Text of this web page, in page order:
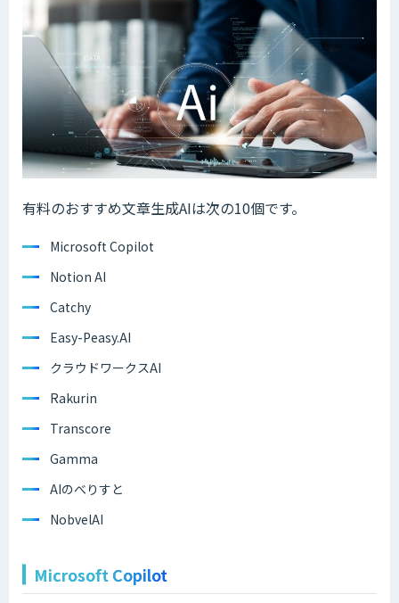
有料のおすすめ文章生成AIは次の10個です。
Microsoft Copilot
Notion AI
Catchy
Easy-Peasy.AI
クラウドワークスAI
Rakurin
Transcore
Gamma
AIのべりすと
NobvelAI
Microsoft Copilot